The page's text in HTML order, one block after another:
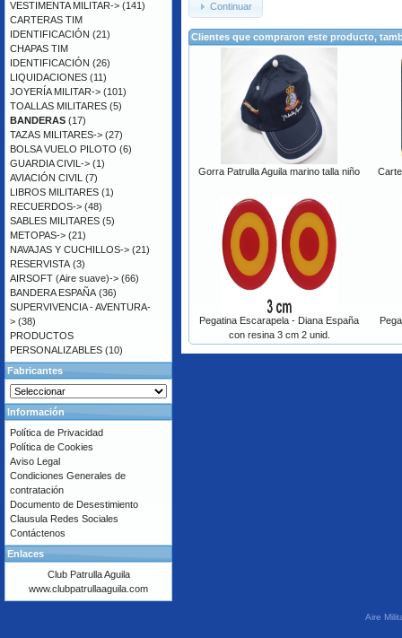
Continuar
Clientes que compraron este producto,
Gorra Patrulla Aguila marino talla niño
Pegatina Escarapela - Diana España
con resina 3 cm 2 unid.
VESTIMENTA MILITAR-> (141)
CARTERAS TIM
IDENTIFICACIÓN (21)
CHAPAS TIM
IDENTIFICACIÓN (26)
LIQUIDACIONES (11)
JOYERÍA MILITAR-> (101)
TOALLAS MILITARES (5)
BANDERAS (17)
TAZAS MILITARES-> (27)
BOLSA VUELO PILOTO (6)
GUARDIA CIVIL-> (1)
AVIACIÓN CIVIL (7)
LIBROS MILITARES (1)
RECUERDOS-> (48)
SABLES MILITARES (5)
METOPAS-> (21)
NAVAJAS Y CUCHILLOS-> (21)
RESERVISTA (3)
AIRSOFT (Aire suave)-> (66)
BANDERA ESPAÑA (36)
SUPERVIVENCIA - AVENTURA-
> (38)
PRODUCTOS
PERSONALIZABLES (10)
Fabricantes
Información
Política de Privacidad
Política de Cookies
Aviso Legal
Condiciones Generales de
contratación
Documento de Desestimiento
Clausula Redes Sociales
Contáctenos
Enlaces
Club Patrulla Aguila
www.clubpatrullaaguila.com
Aire